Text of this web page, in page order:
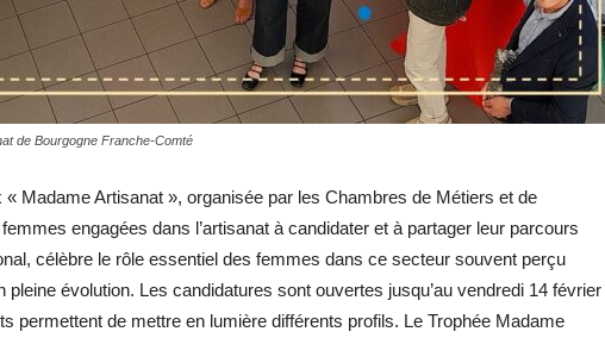
de Bourgogne Franche-Comté
« Madame Artisanat », organisée par les Chambres de Métiers et de
engagées dans l’artisanat à candidater et à partager leur parcours
célèbre le rôle essentiel des femmes dans ce secteur souvent perçu
pleine évolution. Les candidatures sont ouvertes jusqu’au vendredi 14 février
permettent de mettre en lumière différents profils. Le Trophée Madame